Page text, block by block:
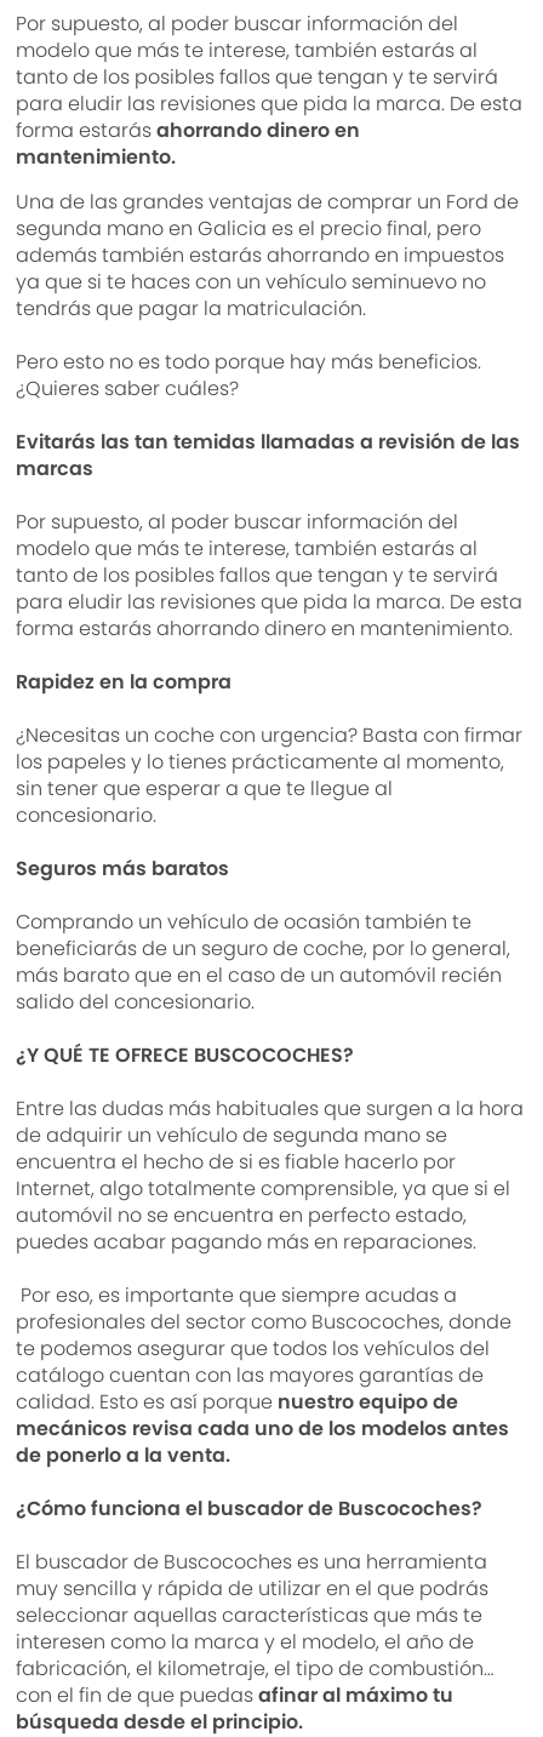
Por supuesto, al poder buscar información del
modelo que más te interese, también estarás al
tanto de los posibles fallos que tengan y te servirá
para eludir las revisiones que pida la marca. De esta
forma estarásahorrando dinero en
mantenimiento.
Una de las grandes ventajas de comprar un Ford de
segunda mano en Galicia es el precio final, pero
además también estarás ahorrando en impuestos
ya que si te haces con un vehículo seminuevo no
tendrás que pagar la matriculación.
Pero esto no es todo porque hay más beneficios.
¿Quieres saber cuáles?
Evitarás las tan temidas llamadas a revisión de las
marcas
Por supuesto, al poder buscar información del
modelo que más te interese, también estarás al
tanto de los posibles fallos que tengan y te servirá
para eludir las revisiones que pida la marca. De esta
forma estarás ahorrando dinero en mantenimiento.
Rapidez en la compra
¿Necesitas un coche con urgencia? Basta con firmar
los papeles y lo tienes prácticamente al momento,
sin tener que esperar a que te llegue al
concesionario.
Seguros más baratos
Comprando un vehículo de ocasión también te
beneficiarás de un seguro de coche, por lo general,
más barato que en el caso de un automóvil recién
salido del concesionario.
¿Y QUÉ TE OFRECE BUSCOCOCHES?
Entre las dudas más habituales que surgen a la hora
de adquirir un vehículo de segunda mano se
encuentra el hecho de si es fiable hacerlo por
Internet, algo totalmente comprensible, ya que si el
automóvil no se encuentra en perfecto estado,
puedes acabar pagando más en reparaciones.
Por eso, es importante que siempre acudas a
profesionales del sector como Buscocoches, donde
te podemos asegurar que todos los vehículos del
catálogo cuentan con las mayores garantías de
calidad. Esto es así porque nuestro equipo de
mecánicos revisa cada uno de los modelos antes
de ponerlo a la venta.
¿Cómo funciona el buscador de Buscocoches?
El buscador de Buscocoches es una herramienta
muy sencilla y rápida de utilizar en el que podrás
seleccionar aquellas características que más te
interesen como la marca y el modelo, el año de
fabricación, el kilometraje, el tipo de combustión…
con el fin de que puedasafinar al máximo tu
búsqueda desde el principio.